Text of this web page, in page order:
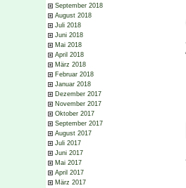
September 2018
August 2018
Juli 2018
Juni 2018
Mai 2018
April 2018
März 2018
Februar 2018
Januar 2018
Dezember 2017
November 2017
Oktober 2017
September 2017
August 2017
Juli 2017
Juni 2017
Mai 2017
April 2017
März 2017